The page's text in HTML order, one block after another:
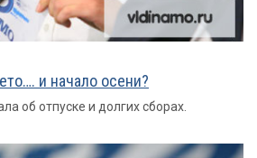
и начало осени?
об отпуске и долгих сборах.